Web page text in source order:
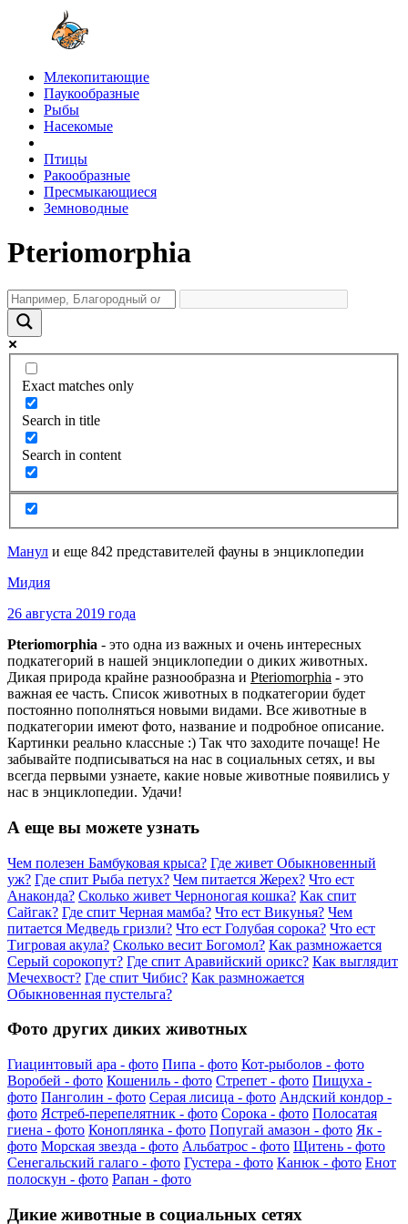
Млекопитающие
Паукообразные
Рыбы
Насекомые
Птицы
Ракообразные
Пресмыкающиеся
Земноводные
Pteriomorphia
Exact matches only
Search in title
Search in content
Манул и еще 842 представителей фауны в энциклопедии
Мидия
26 августа 2019 года
Pteriomorphia - это одна из важных и очень интересных
подкатегорий в нашей энциклопедии о диких животных.
Дикая природа крайне разнообразна и Pteriomorphia - это
важная ее часть. Список животных в подкатегории будет
постоянно пополняться новыми видами. Все животные в
подкатегории имеют фото, название и подробное описание.
Картинки реально классные :) Так что заходите почаще! Не
забывайте подписываться на нас в социальных сетях, и вы
всегда первыми узнаете, какие новые животные появились у
нас в энциклопедии. Удачи!
А еще вы можете узнать
Чем полезен Бамбуковая крыса? Где живет Обыкновенный
уж? Где спит Рыба петух? Чем питается Жерех? Что ест
Анаконда? Сколько живет Черноногая кошка? Как спит
Сайгак? Где спит Черная мамба? Что ест Викунья? Чем
питается Медведь гризли? Что ест Голубая сорока? Что ест
Тигровая акула? Сколько весит Богомол? Как размножается
Серый сорокопут? Где спит Аравийский орикс? Как выглядит
Мечехвост? Где спит Чибис? Как размножается
Обыкновенная пустельга?
Фото других диких животных
Гиацинтовый ара - фото Пипа - фото Кот-рыболов - фото
Воробей - фото Кошениль - фото Стрепет - фото Пищуха -
фото Панголин - фото Серая лисица - фото Андский кондор -
фото Ястреб-перепелятник - фото Сорока - фото Полосатая
гиена - фото Коноплянка - фото Попугай амазон - фото Як -
фото Морская звезда - фото Альбатрос - фото Щитень - фото
Сенегальский галаго - фото Густера - фото Канюк - фото Енот
полоскун - фото Рапан - фото
Дикие животные в социальных сетях